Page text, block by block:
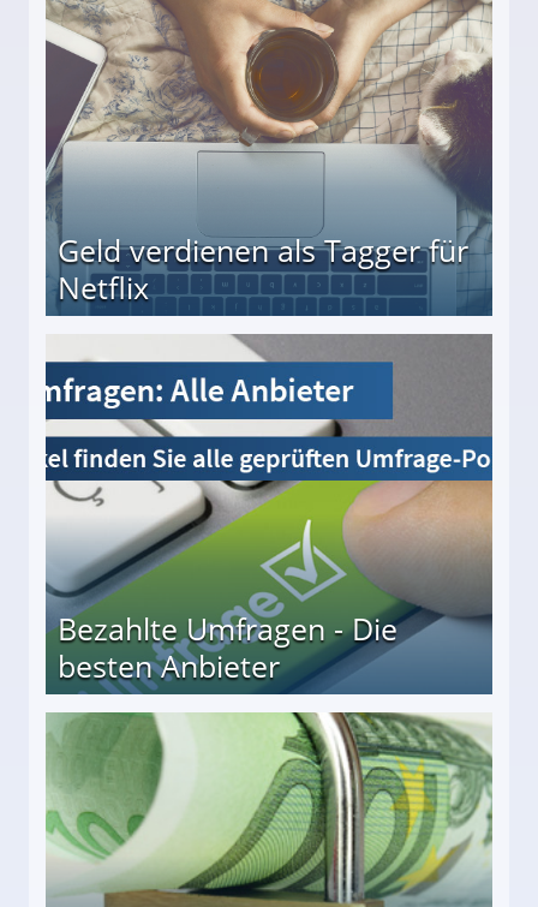
Geld verdienen als Tagger für
Netflix
Bezahlte Umfragen - Die
besten Anbieter